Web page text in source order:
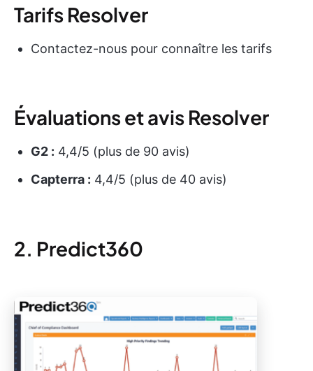
Tarifs Resolver
Contactez-nous pour connaître les tarifs
Évaluations et avis Resolver
G2 : 4,4/5 (plus de 90 avis)
Capterra : 4,4/5 (plus de 40 avis)
2. Predict360